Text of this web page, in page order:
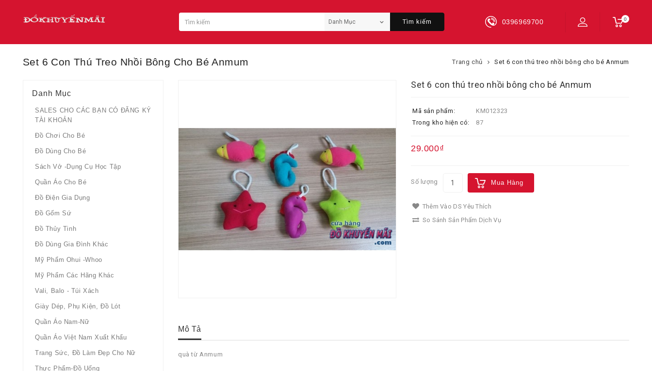
0
0396969700
Tìm kiếm
Set 6 Con Thú Treo Nhồi Bông Cho Bé Anmum Trang chủ Set 6 con thú treo nhồi bông cho bé Anmum
Danh Mục
SALES CHO CÁC BẠN CÓ ĐĂNG KÝ
TÀI KHOẢN
Đồ Chơi Cho Bé
Đồ Dùng Cho Bé
Sách Vở -dụng Cụ Học Tập
Quần Áo Cho Bé
Đồ Điện Gia Dụng
Đồ Gốm Sứ
Đồ Thủy Tinh
Đồ Dùng Gia Đình Khác
Mỹ Phẩm Ohui -whoo
Mỹ Phẩm Các Hãng Khác
Vali, Balo - Túi Xách
Giày Dép, Phụ Kiện, Đồ Lót
Quần Áo Nam-Nữ
Quần Áo Việt Nam Xuất Khẩu
Trang Sức, Đồ Làm Đẹp Cho Nữ
Thực Phẩm-Đồ Uống
Set 6 con thú treo nhồi bông cho bé Anmum
Mã sản phẩm:
KM012323
Trong kho hiện có:
87
29.000₫
Số lượng Mua Hàng
Thêm Vào DS Yêu Thích
So Sánh Sản Phẩm Dịch Vụ
Mô Tả
quà từ Anmum